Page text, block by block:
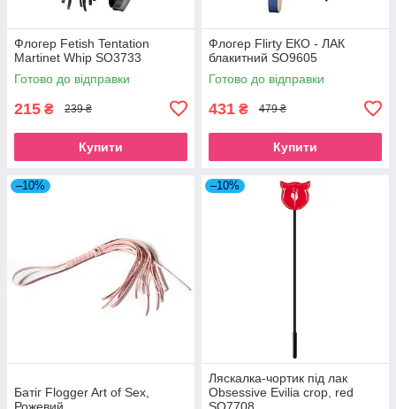
Флогер Fetish Tentation
Martinet Whip SO3733
Готово до відправки
215 ₴ 239 ₴
Купити
Флогер Flirty ЕКО - ЛАК
блакитний SO9605
Готово до відправки
431 ₴ 479 ₴
Купити
–10%
Батіг Flogger Art of Sex,
–10%
Ляскалка-чортик під лак
Obsessive Evilia crop, red